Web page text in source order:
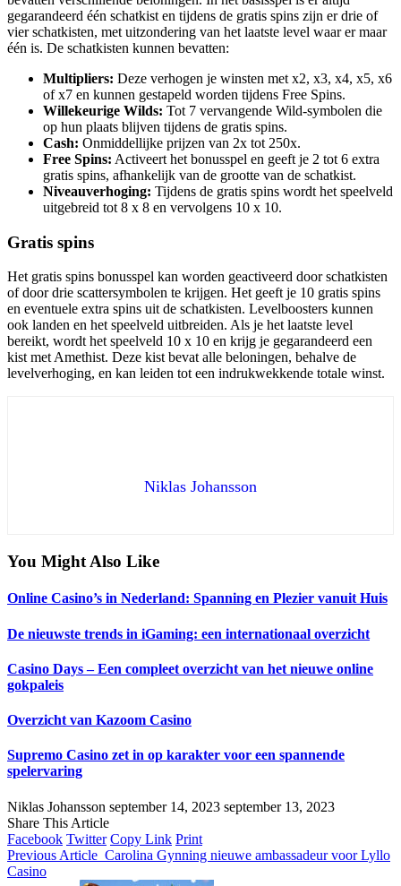
gegarandeerd één schatkist en tijdens de gratis spins zijn er drie of
vier schatkisten, met uitzondering van het laatste level waar er maar
één is. De schatkisten kunnen bevatten:
Multipliers: Deze verhogen je winsten met x2, x3, x4, x5, x6
of x7 en kunnen gestapeld worden tijdens Free Spins.
Willekeurige Wilds: Tot 7 vervangende Wild-symbolen die
op hun plaats blijven tijdens de gratis spins.
Cash: Onmiddellijke prijzen van 2x tot 250x.
Free Spins: Activeert het bonusspel en geeft je 2 tot 6 extra
gratis spins, afhankelijk van de grootte van de schatkist.
Niveauverhoging: Tijdens de gratis spins wordt het speelveld
uitgebreid tot 8 x 8 en vervolgens 10 x 10.
Gratis spins
Het gratis spins bonusspel kan worden geactiveerd door schatkisten
of door drie scattersymbolen te krijgen. Het geeft je 10 gratis spins
en eventuele extra spins uit de schatkisten. Levelboosters kunnen
ook landen en het speelveld uitbreiden. Als je het laatste level
bereikt, wordt het speelveld 10 x 10 en krijg je gegarandeerd een
kist met Amethist. Deze kist bevat alle beloningen, behalve de
levelverhoging, en kan leiden tot een indrukwekkende totale winst.
Niklas Johansson
You Might Also Like
Online Casino’s in Nederland: Spanning en Plezier vanuit Huis
De nieuwste trends in iGaming: een internationaal overzicht
Casino Days – Een compleet overzicht van het nieuwe online
gokpaleis
Overzicht van Kazoom Casino
Supremo Casino zet in op karakter voor een spannende
spelervaring
Niklas Johansson september 14, 2023 september 13, 2023
Share This Article
Facebook Twitter Copy Link Print
Previous Article Carolina Gynning nieuwe ambassadeur voor Lyllo
Casino